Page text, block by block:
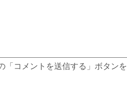
「コメントを送信する」ボタン